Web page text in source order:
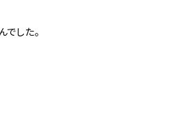
した。